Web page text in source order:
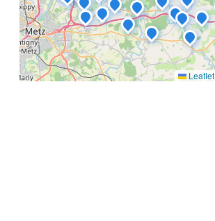
Leaflet